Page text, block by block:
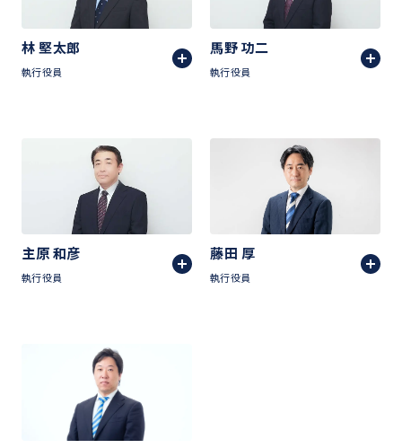
林 堅太郎
執行役員
馬野 功二
執行役員
主原 和彦
執行役員
藤田 厚
執行役員